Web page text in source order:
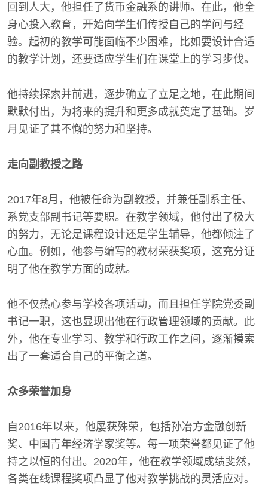
回到人大，他担任了货币金融系的讲师。在此，他全
身心投入教育，开始向学生们传授自己的学问与经
验。起初的教学可能面临不少困难，比如要设计合适
的教学计划，还要适应学生们在课堂上的学习步伐。
他持续探索并前进，逐步确立了立足之地，在此期间
默默付出，为将来的提升和更多成就奠定了基础。岁
月见证了其不懈的努力和坚持。
走向副教授之路
2017年8月，他被任命为副教授，并兼任副系主任、
系党支部副书记等要职。在教学领域，他付出了极大
的努力，无论是课程设计还是学生辅导，他都倾注了
心血。例如，他参与编写的教材荣获奖项，这充分证
明了他在教学方面的成就。
他不仅热心参与学校各项活动，而且担任学院党委副
书记一职，这也显现出他在行政管理领域的贡献。此
外，他在专业学习、教学和行政工作之间，逐渐摸索
出了一套适合自己的平衡之道。
众多荣誉加身
自2016年以来，他屡获殊荣，包括孙冶方金融创新
奖、中国青年经济学家奖等。每一项荣誉都见证了他
持之以恒的付出。2020年，他在教学领域成绩斐然，
各类在线课程奖项凸显了他对教学挑战的灵活应对。